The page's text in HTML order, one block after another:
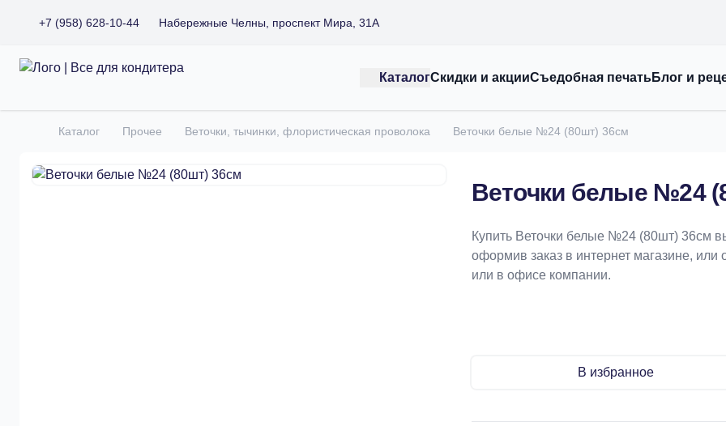
+7 (958) 628-10-44 Набережные Челны, проспект Мира, 31А
Все для кондитера
КаталогСкидки и акцииСъедобная печатьБлог и
Главная
Каталог Прочее Веточки, тычинки, флористическая проволока Веточки белые №24 (80шт) 36см
Веточки белые №24
Купить Веточки белые №24 (80шт) 36см
оформив заказ в интернет магазине, или
или в офисе компании.
В избранное